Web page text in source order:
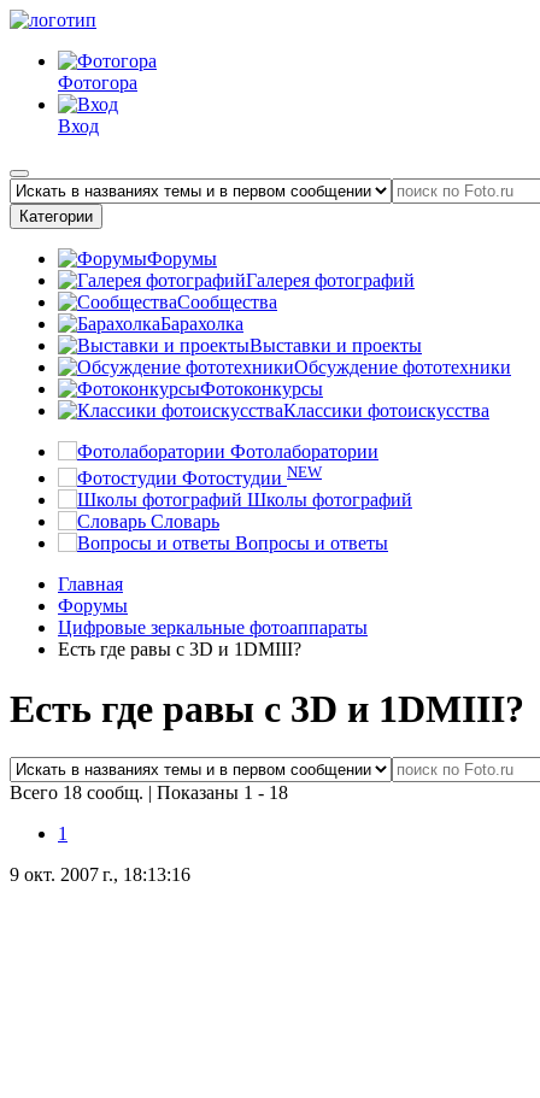
Фотогора
Вход
Категории
Форумы
Галерея фотографий
Сообщества
Барахолка
Выставки и проекты
Обсуждение фототехники
Фотоконкурсы
Классики фотоискусства
Фотолаборатории
Фотостудии NEW
Школы фотографий
Словарь
Вопросы и ответы
Главная
Форумы
Цифровые зеркальные фотоаппараты
Есть где равы с 3D и 1DMIII?
Есть где равы с 3D и 1DMIII?
Всего 18 сообщ. | Показаны 1 - 18
1
9 окт. 2007 г., 18:13:16